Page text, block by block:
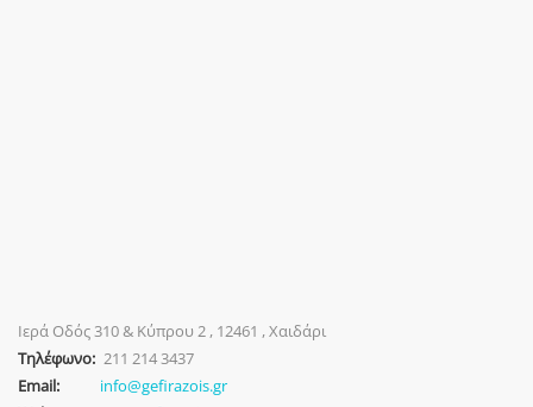
Ιερά Οδός 310 & Κύπρου 2 , 12461 , Χαιδάρι
Τηλέφωνο:211 214 3437
Email:
info@gefirazois.gr